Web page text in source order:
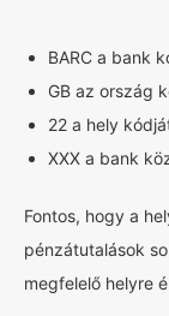
BARC a bank
GB az ország
22 a hely
XXX a bank
Fontos, hogy a
pénzátutalások
megfelelő helyre